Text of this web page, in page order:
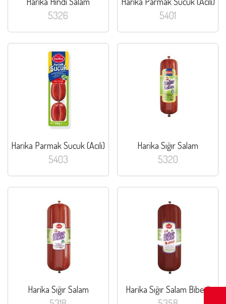
5326 5401
Harika Parmak Sucuk (Acılı)
5403
Harika Sığır Salam
5320
Harika Sığır Salam Harika Sığır Salam Biberli